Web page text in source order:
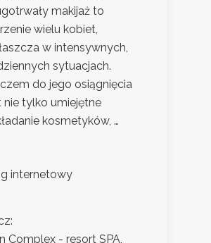
makijaż to
wielu kobiet,
w intensywnych,
sytuacjach.
do jego osiągnięcia
nie tylko umiejętne
kosmetyków, …
internetowy
Complex - resort SPA,